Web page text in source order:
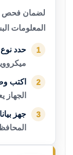
لضمان فحص
المعلومات
1 حدد نوع
2 اكتب
الجهاز
3 جهز